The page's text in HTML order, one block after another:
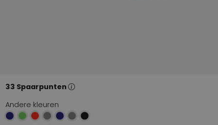
33 Spaarpunten
Andere kleuren